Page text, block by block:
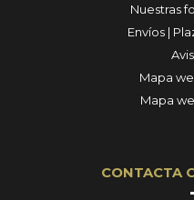
Nuestras
Envíos |
Mapa
Mapa
CONTACTA